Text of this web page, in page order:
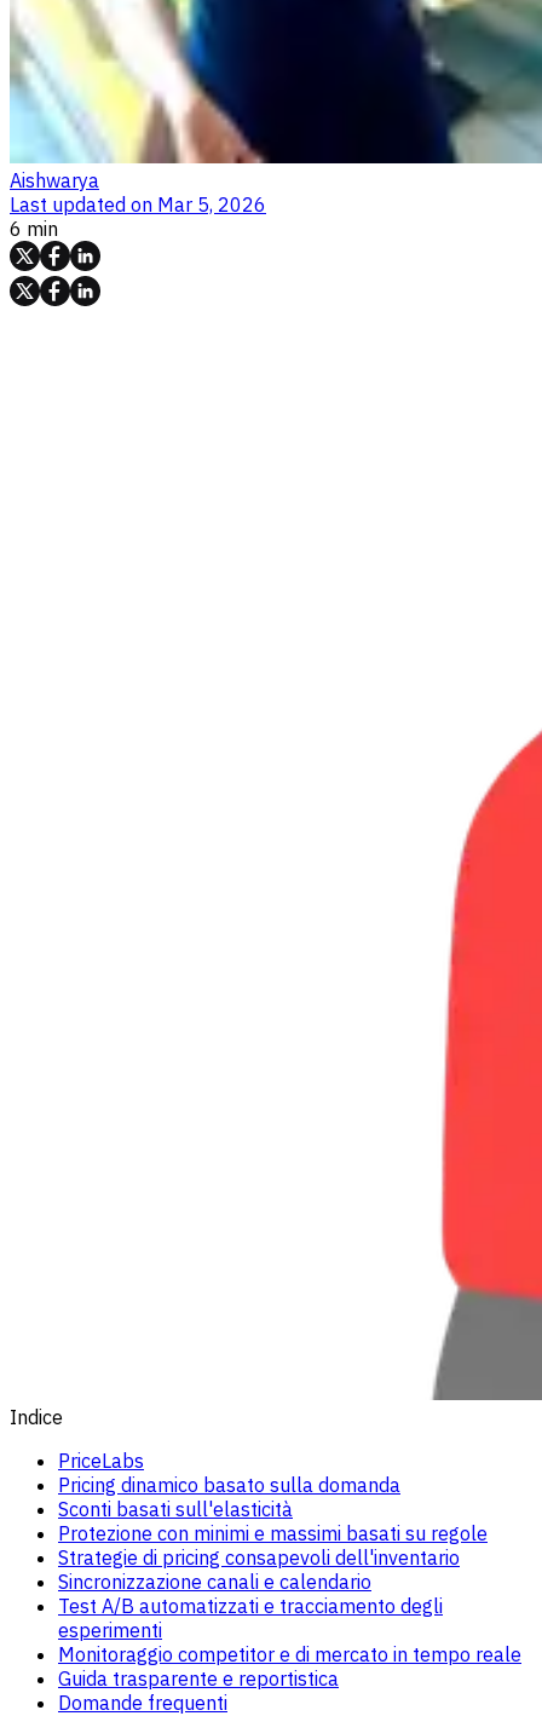
Aishwarya
Last updated on Mar 5, 2026
6 min
Indice
PriceLabs
Pricing dinamico basato sulla domanda
Sconti basati sull'elasticità
Protezione con minimi e massimi basati su regole
Strategie di pricing consapevoli dell'inventario
Sincronizzazione canali e calendario
Test A/B automatizzati e tracciamento degli
esperimenti
Monitoraggio competitor e di mercato in tempo reale
Guida trasparente e reportistica
Domande frequenti